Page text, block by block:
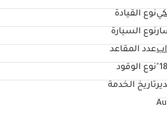
نوع القيادة
نوع السيارة
عدد المقاعد
18" نوع الوقود
تاريخ الخدمة